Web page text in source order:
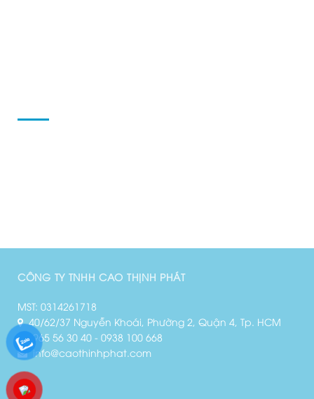
CÔNG TY TNHH CAO THỊNH PHÁT
MST: 0314261718
40/62/37 Nguyễn Khoái, Phường 2, Quận 4, Tp. HCM
0965 56 30 40 - 0938 100 668
info@caothinhphat.com